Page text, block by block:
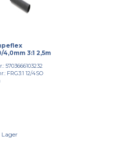
4,0mm 3:1 2,5m
5703666103232
FRG3:1 12/4SO
Lager